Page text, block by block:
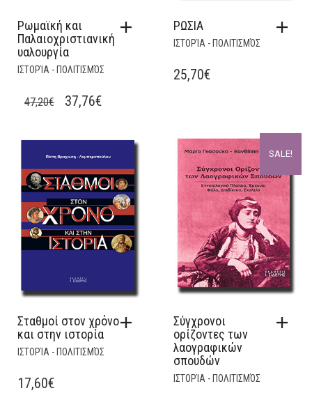
Ρωμαϊκή και
Παλαιοχριστιανική
υαλουργία
ΙΣΤΟΡΊΑ - ΠΟΛΙΤΙΣΜΌΣ
47,20€
ORIGINAL
WAS:
47,20€.
37,76€CURRENT
IS:
37,76€.
ΡΩΣΙΑ
ΙΣΤΟΡΊΑ - ΠΟΛΙΤΙΣΜΌΣ
25,70€
Σταθμοί στον χρόνο
και στην ιστορία
ΙΣΤΟΡΊΑ - ΠΟΛΙΤΙΣΜΌΣ
17,60€
SALE!
Σύγχρονοι
ορίζοντες των
λαογραφικών
σπουδών
ΙΣΤΟΡΊΑ - ΠΟΛΙΤΙΣΜΌΣ